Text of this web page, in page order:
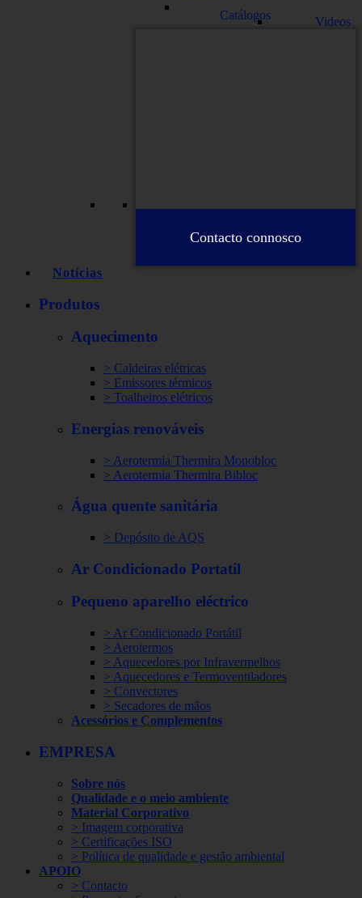
Catálogos
Videos
Contacto connosco
Notícias
Produtos
Aquecimento
> Caldeiras elétricas
> Emissores térmicos
> Toalheiros elétricos
Energias renováveis
> Aerotermia Thermira Monobloc
> Aerotermia Thermira Bibloc
Água quente sanitária
> Depósito de AQS
Ar Condicionado Portatil
Pequeno aparelho eléctrico
> Ar Condicionado Portátil
> Aerotermos
> Aquecedores por Infravermelhos
> Aquecedores e Termoventiladores
> Convectores
> Secadores de mãos
Acessórios e Complementos
EMPRESA
Sobre nós
Qualidade e o meio ambiente
Material Corporativo
> Imagem corporativa
> Certificações ISO
> Política de qualidade e gestão ambiental
APOIO
> Contacto